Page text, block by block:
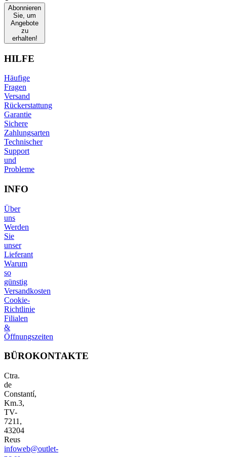
Abonnieren
Sie, um
Angebote
zu
erhalten!
HILFE
Häufige
Fragen
Versand
Rückerstattung
Garantie
Sichere
Zahlungsarten
Technischer
Support
und
Probleme
INFO
Über
uns
Werden
Sie
unser
Lieferant
Warum
so
günstig
Versandkosten
Cookie-
Richtlinie
Filialen
&
Öffnungszeiten
BÜROKONTAKTE
Ctra.
de
Constantí,
Km.3,
TV-
7211,
43204
Reus
infoweb@outlet-